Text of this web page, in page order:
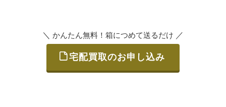
ご発送
＼ かんたん無料！箱につめて送るだけ ／
宅配買取のお申し込み